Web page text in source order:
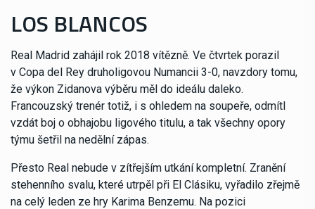
LOS BLANCOS
Real Madrid zahájil rok 2018 vítězně. Ve čtvrtek porazil
v Copa del Rey druholigovou Numancii 3-0, navzdory tomu,
že výkon Zidanova výběru měl do ideálu daleko.
Francouzský trenér totiž, i s ohledem na soupeře, odmítl
vzdát boj o obhajobu ligového titulu, a tak všechny opory
týmu šetřil na nedělní zápas.
Přesto Real nebude v zítřejším utkání kompletní. Zranění
stehenního svalu, které utrpěl při El Clásiku, vyřadilo zřejmě
na celý leden ze hry Karima Benzemu. Na pozici